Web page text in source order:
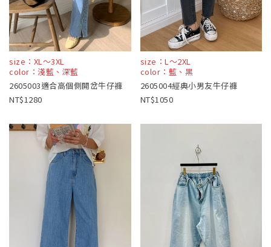
size：XL～3XL
color：淺藍、深藍
2605003適合高個側開岔牛仔褲
1280
size：L～2XL
color：藍、黑
2605004經典小男友牛仔褲
1050